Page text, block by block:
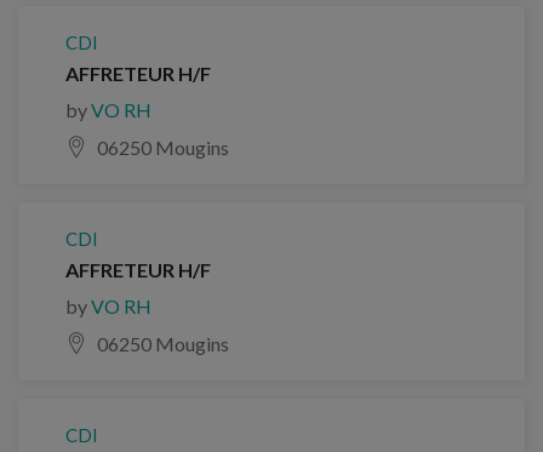
CDI
AFFRETEUR H/F
byVO RH
06250 Mougins
CDI
AFFRETEUR H/F
byVO RH
06250 Mougins
CDI